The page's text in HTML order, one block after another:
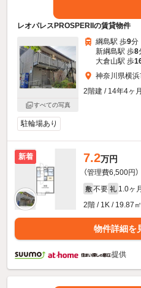
レオパレスPROSPERIIの賃貸物件
すべての写真
綱島駅 歩9分
新綱島駅 歩8
大倉山駅 歩
神奈川県横
2階建 / 14年4ヶ
駐輪場あり
新着 7.2万円
（管理費6,500円）
敷 不要 礼 1.0ヶ
2階 / 1K / 19.87㎡
物件詳細を
提供